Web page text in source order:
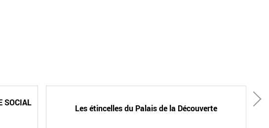
SOCIAL
Les étincelles du Palais de la Découverte